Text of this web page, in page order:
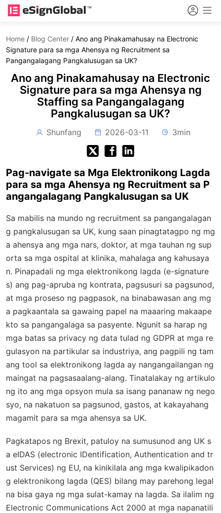
Home / Blog Center / Ano ang Pinakamahusay na Electronic
Signature para sa mga Ahensya ng Recruitment sa
Pangangalagang Pangkalusugan sa UK?
Ano ang Pinakamahusay na Electronic
Signature para sa mga Ahensya ng
Staffing sa Pangangalagang
Pangkalusugan sa UK?
Shunfang 2026-03-11 3min
Pag-navigate sa Mga Elektronikong Lagda
para sa mga Ahensya ng Recruitment sa P
angangalagang Pangkalusugan sa UK
Sa mabilis na mundo ng recruitment sa pangangalagan
g pangkalusugan sa UK, kung saan pinagtatagpo ng mg
a ahensya ang mga nars, doktor, at mga tauhan ng sup
orta sa mga ospital at klinika, mahalaga ang kahusaya
n. Pinapadali ng mga elektronikong lagda (e-signature
s) ang pag-apruba ng kontrata, pagsusuri sa pagsunod,
at mga proseso ng pagpasok, na binabawasan ang mg
a pagkaantala sa gawaing papel na maaaring makaape
kto sa pangangalaga sa pasyente. Ngunit sa harap ng
mga batas sa privacy ng data tulad ng GDPR at mga re
gulasyon na partikular sa industriya, ang pagpili ng tam
ang tool sa elektronikong lagda ay nangangailangan ng
maingat na pagsasaalang-alang. Tinatalakay ng artikulo
ng ito ang mga opsyon mula sa isang pananaw ng nego
syo, na nakatuon sa pagsunod, gastos, at kakayahang
magamit para sa mga ahensya sa UK.
Pagkatapos ng Brexit, patuloy na sumusunod ang UK s
a eIDAS (electronic IDentification, Authentication and tr
ust Services) ng EU, na kinikilala ang mga kwalipikadon
g elektronikong lagda (QES) bilang may parehong legal
na bisa gaya ng mga sulat-kamay na lagda. Sa ilalim ng
Electronic Communications Act 2000 at mga napanatili